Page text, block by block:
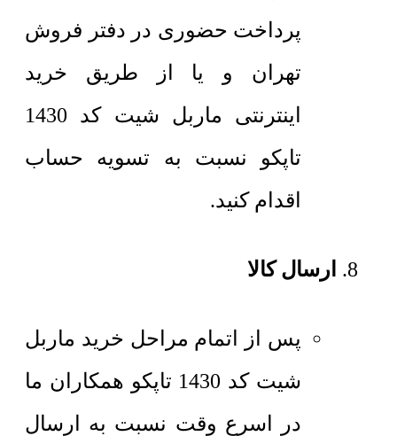
پرداخت حضوری در دفتر فروش
تهران و یا از طریق خرید
اینترنتی ماربل شیت کد 1430
تاپکو نسبت به تسویه حساب
اقدام کنید.
ارسال کالا
پس از اتمام مراحل خرید ماربل
شیت کد 1430 تاپکو همکاران ما
در اسرع وقت نسبت به ارسال